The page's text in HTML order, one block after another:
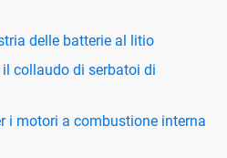
delle batterie al litio
collaudo di serbatoi di
i motori a combustione interna